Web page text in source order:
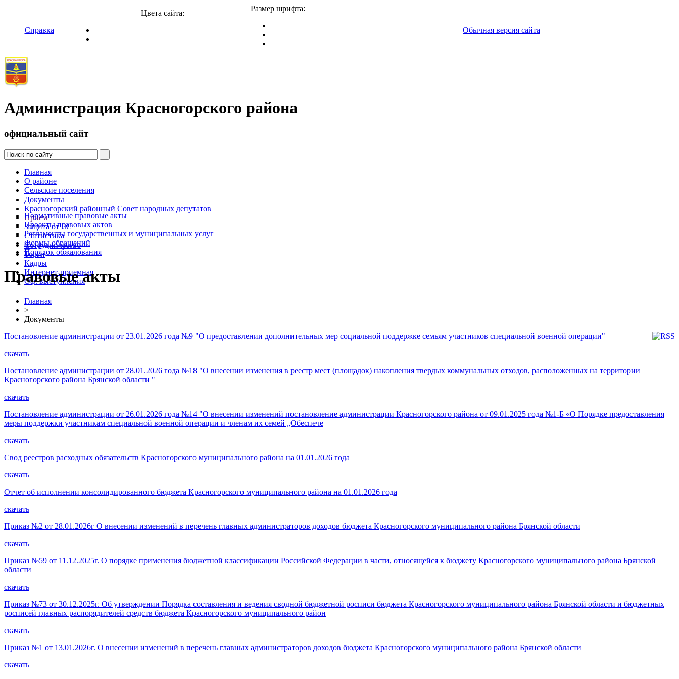
Справка
Цвета сайта:
Размер шрифта:
Обычная версия сайта
Администрация Красногорского района
официальный сайт
Главная
О районе
Сельские поселения
Документы
Красногорский районный Совет народных депутатов
Прием
Защита от ЧС
Статистика
Сотрудничество
Торги
Кадры
Интернет-приемная
Оф. выступления
Нормативные правовые акты
Проекты правовых актов
Регламенты государственных и муниципальных услуг
Формы обращений
Порядок обжалования
Правовые акты
Главная
>
Документы
Постановление администрации от 23.01.2026 года №9 "О предоставлении дополнительных мер социальной поддержке семьям участников специальной военной операции"
скачать
Постановление администрации от 28.01.2026 года №18 "О внесении изменения в реестр мест (площадок) накопления твердых коммунальных отходов, расположенных на территории
Красногорского района Брянской области "
скачать
Постановление администрации от 26.01.2026 года №14 "О внесении изменений постановление администрации Красногорского района от 09.01.2025 года №1-Б «О Порядке предоставления
меры поддержки участникам специальной военной операции и членам их семей „Обеспече
скачать
Свод реестров расходных обязательств Красногорского муниципального района на 01.01.2026 года
скачать
Отчет об исполнении консолидированного бюджета Красногорского муниципального района на 01.01.2026 года
скачать
Приказ №2 от 28.01.2026г О внесении изменений в перечень главных администраторов доходов бюджета Красногорского муниципального района Брянской области
скачать
Приказ №59 от 11.12.2025г. О порядке применения бюджетной классификации Российской Федерации в части, относящейся к бюджету Красногорского муниципального района Брянской
области
скачать
Приказ №73 от 30.12.2025г. Об утверждении Порядка составления и ведения сводной бюджетной росписи бюджета Красногорского муниципального района Брянской области и бюджетных
росписей главных распорядителей средств бюджета Красногорского муниципального район
скачать
Приказ №1 от 13.01.2026г. О внесении изменений в перечень главных администраторов доходов бюджета Красногорского муниципального района Брянской области
скачать